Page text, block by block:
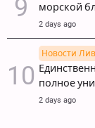
морской
2 days ago
Новости
полное
2 days ago